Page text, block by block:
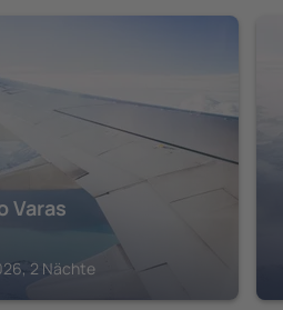
Varas
2 Nächte